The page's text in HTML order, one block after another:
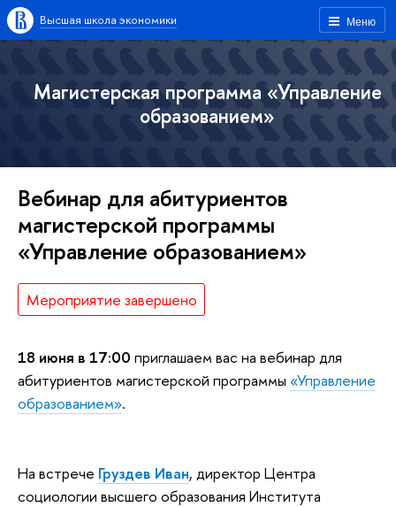
Меню
Высшая школа экономики
Магистерская программа «Управление
образованием»
Вебинар для абитуриентов
магистерской программы
«Управление образованием»
Мероприятие завершено
18 июня в 17:00 приглашаем вас на вебинар для
абитуриентов магистерской программы «Управление
образованием».
На встрече Груздев Иван, директор Центра
социологии высшего образования Института